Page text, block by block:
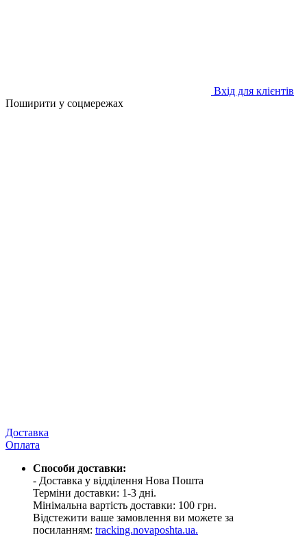
Вхід для клієнтів
Поширити у соцмережах
Доставка
Оплата
Способи доставки:
- Доставка у відділення Нова Пошта
Терміни доставки: 1-3 дні.
Мінімальна вартість доставки: 100 грн.
Відстежити ваше замовлення ви можете за
посиланням: tracking.novaposhta.ua.